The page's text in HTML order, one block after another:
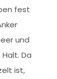
fest
und
Da
ist,